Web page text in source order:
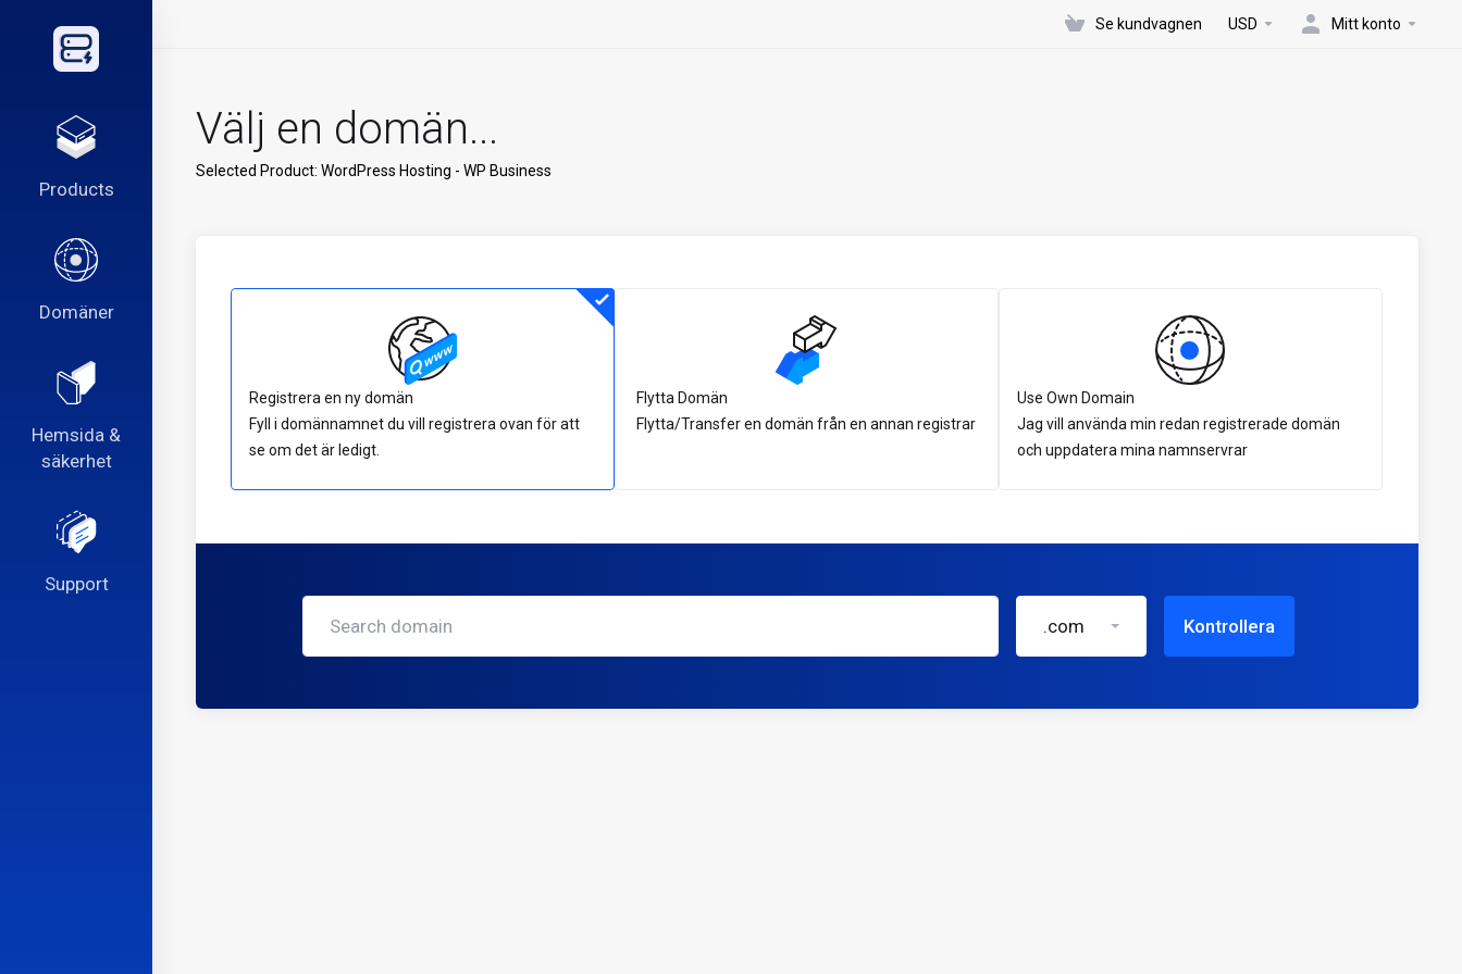
Products
Domäner
Hemsida &
säkerhet
Support
Se kundvagnen USD Mitt konto
Välj en domän...
Selected Product: WordPress Hosting - WP Business
Registrera en ny domän
Fyll i domännamnet du vill registrera ovan för att
se om det är ledigt.
Flytta Domän
Flytta/Transfer en domän från en annan registrar
Use Own Domain
Jag vill använda min redan registrerade domän
och uppdatera mina namnservrar
.com Kontrollera